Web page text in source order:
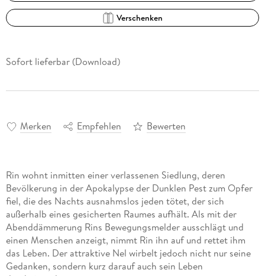
Verschenken
Sofort lieferbar (Download)
Merken Empfehlen Bewerten
Rin wohnt inmitten einer verlassenen Siedlung, deren
Bevölkerung in der Apokalypse der Dunklen Pest zum Opfer
fiel, die des Nachts ausnahmslos jeden tötet, der sich
außerhalb eines gesicherten Raumes aufhält. Als mit der
Abenddämmerung Rins Bewegungsmelder ausschlägt und
einen Menschen anzeigt, nimmt Rin ihn auf und rettet ihm
das Leben. Der attraktive Nel wirbelt jedoch nicht nur seine
Gedanken, sondern kurz darauf auch sein Leben